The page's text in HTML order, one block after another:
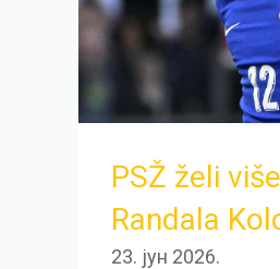
PSŽ želi
Randala
23. јун 2026.